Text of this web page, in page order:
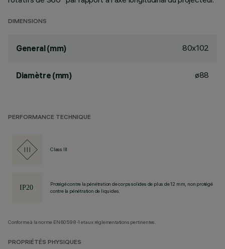
DIMENSIONS
General (mm) 80x102
Diamètre (mm) ø88
PERFORMANCE TECHNIQUE
Class III
Protégé contre la pénétration de corps solides de plus de 12 mm, non protégé
contre la pénétration de liquides.
Conforme à la norme EN60598-1 et aux réglementations pertinentes.
PROPRIÉTÉS PHYSIQUES